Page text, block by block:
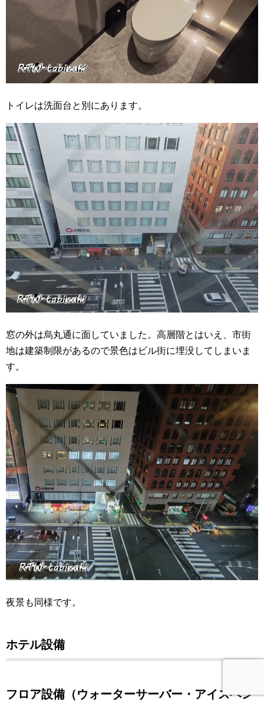
トイレは洗面台と別にあります。
窓の外は烏丸通に面していました。高層階とはいえ、市街
地は建築制限があるので景色はビル街に埋没してしまいま
す。
夜景も同様です。
ホテル設備
フロア設備（ウォーターサーバー・アイスベン